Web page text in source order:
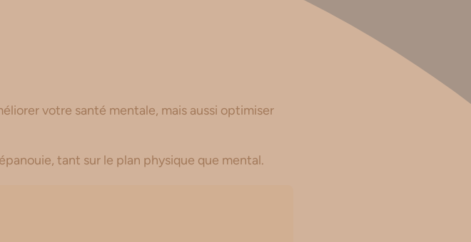
votre santé mentale, mais aussi optimiser
tant sur le plan physique que mental.